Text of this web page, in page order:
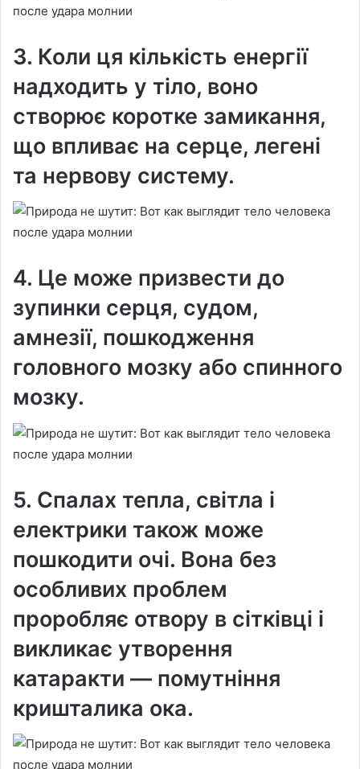
3. Коли ця кількість енергії
надходить у тіло, воно
створює коротке замикання,
що впливає на серце, легені
та нервову систему.
4. Це може призвести до
зупинки серця, судом,
амнезії, пошкодження
головного мозку або спинного
мозку.
5. Спалах тепла, світла і
електрики також може
пошкодити очі. Вона без
особливих проблем
проробляє отвору в сітківці і
викликає утворення
катаракти — помутніння
кришталика ока.